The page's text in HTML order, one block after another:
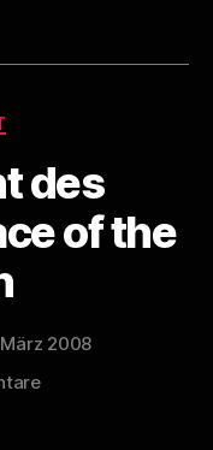
des
of the
März 2008
zu